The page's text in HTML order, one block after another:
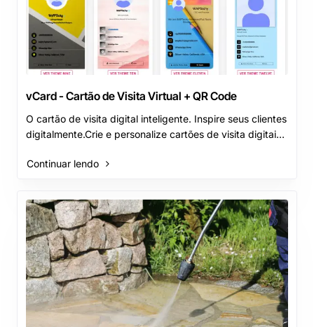
vCard - Cartão de Visita Virtual + QR Code
O cartão de visita digital inteligente. Inspire seus clientes
digitalmente.Crie e personalize cartões de visita digitais
Continuar lendo